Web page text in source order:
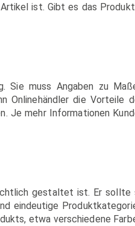
ist. Gibt es das
Sie muss Angaben zu
Onlinehändler die Vorteile
Je mehr Informationen
gestaltet ist. Er sollte
eindeutige
etwa verschiedene